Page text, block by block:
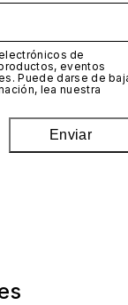
de
eventos
Puede darse de
lea nuestra
Enviar